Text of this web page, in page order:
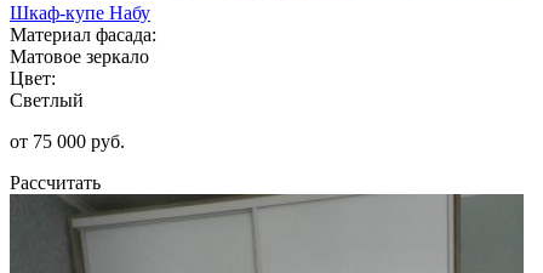
Шкаф-купе Набу
Материал фасада:
Матовое зеркало
Цвет:
Светлый
от 75 000 руб.
Рассчитать